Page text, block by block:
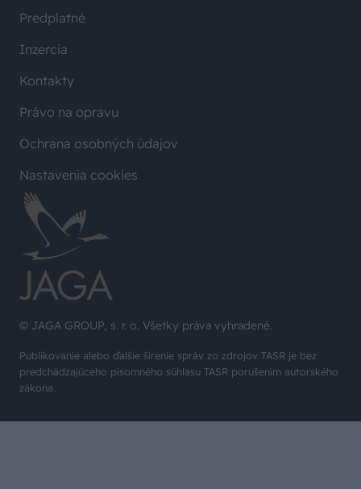
© JAGA GROUP, s. r. o. Všetky práva vyhradené.
Publikovanie alebo ďalšie šírenie správ zo zdrojov TASR je bez
predchádzajúceho písomného súhlasu TASR porušením autorského
zákona.
Predplatné
Inzercia
Kontakty
Právo na opravu
Ochrana osobných údajov
Nastavenia cookies